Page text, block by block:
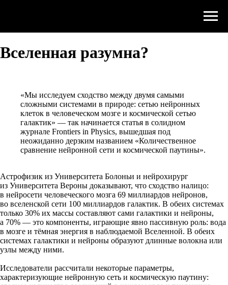
Вселенная разумна?
«Мы исследуем сходство между двумя самыми
сложными системами в природе: сетью нейронных
клеток в человеческом мозге и космической сетью
галактик» — так начинается статья в солидном
журнале Frontiers in Physics, вышедшая под
неожиданно дерзким названием «Количественное
сравнение нейронной сети и космической паутины».
Астрофизик из Университета Болоньи и нейрохирург
из Университета Вероны доказывают, что сходство налицо:
в нейросети человеческого мозга 69 миллиардов нейронов,
во вселенской сети 100 миллиардов галактик. В обеих системах
только 30% их массы составляют сами галактики и нейроны,
а 70% — это компоненты, играющие явно пассивную роль: вода
в мозге и тёмная энергия в наблюдаемой Вселенной. В обеих
системах галактики и нейроны образуют длинные волокна или
узлы между ними.
Исследователи рассчитали некоторые параметры,
характеризующие нейронную сеть и космическую паутину: